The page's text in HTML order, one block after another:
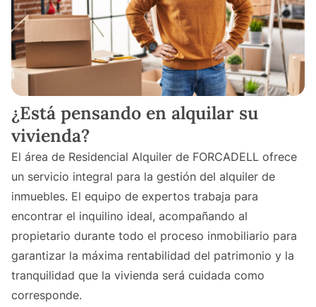
¿Está pensando en alquilar su
vivienda?
El área de Residencial Alquiler de FORCADELL ofrece
un servicio integral para la gestión del alquiler de
inmuebles. El equipo de expertos trabaja para
encontrar el inquilino ideal, acompañando al
propietario durante todo el proceso inmobiliario para
garantizar la máxima rentabilidad del patrimonio y la
tranquilidad que la vivienda será cuidada como
corresponde.